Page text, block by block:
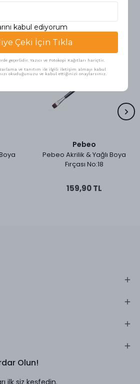
Ürünler
Pebeo
Pebeo Akrilik & Yağlı Boya
Fırçası No:18
159,90 TL
Olun!
ilk siz keşfedin.
kabul ediyorum
Çeki İçin Tıkla
geçerlidir. Yazıcı ve Fotokopi Kağıtları hariçtir.
ve tanıtım ile ilgili iletişim almayı kabul
okuduğunuzu ve kabul ettiğinizi onaylarsınız.